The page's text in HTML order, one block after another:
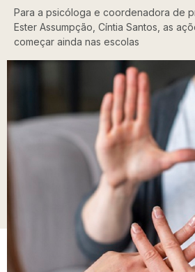
Para a psicóloga e coordenadora de
Ester Assumpção, Cíntia Santos, as
começar ainda nas escolas